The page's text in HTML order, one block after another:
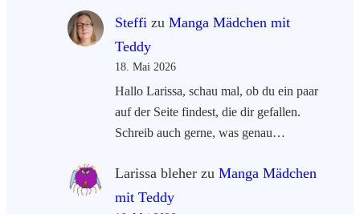
Steffi zu Manga Mädchen mit
Teddy
18. Mai 2026
Hallo Larissa, schau mal, ob du ein paar
auf der Seite findest, die dir gefallen.
Schreib auch gerne, was genau…
Larissa bleherzu Manga Mädchen
mit Teddy